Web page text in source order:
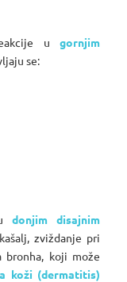
ugornjim
se:
udonjim disajnim
zviždanje pri
bronha, koji može
koži (dermatitis)